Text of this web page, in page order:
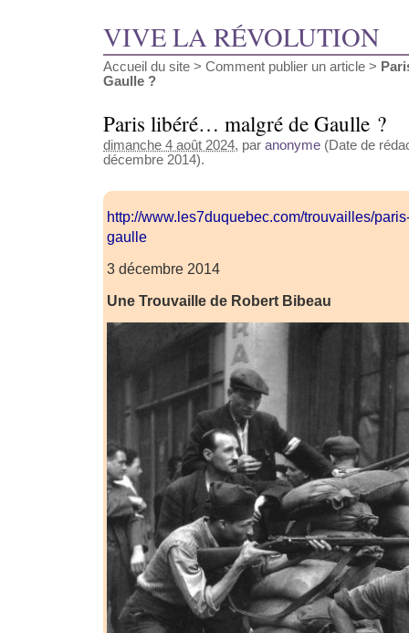
VIVE LA RÉVOLUTION
Accueil du site > Comment publier un article >
Gaulle ?
Paris libéré… malgré de Gaulle ?
dimanche 4 août 2024, par anonyme (Date de
décembre 2014).
http://www.les7duquebec.com/trouvailles/
gaulle
3 décembre 2014
Une Trouvaille de Robert Bibeau